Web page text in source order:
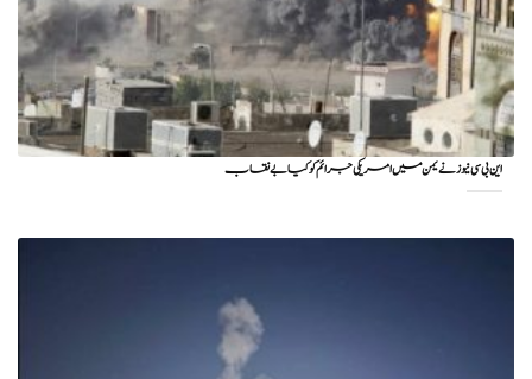
این بی سی نیوز نے یمن میں امریکی جرائم کو کیا بے نقاب